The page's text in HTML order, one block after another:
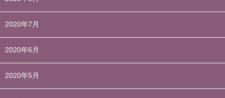
2020年7月
2020年6月
2020年5月